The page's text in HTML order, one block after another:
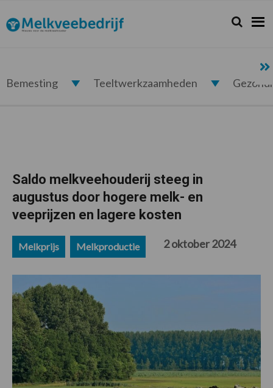
de
hoofdnavigatie
de
hoofd
de
eerste
de
voettekst
Melkveebedrijf.nl Zoeken...
Zoek
Bemesting Teeltwerkzaamheden
Saldo melkveehouderij steeg in
augustus door hogere melk- en
veeprijzen en lagere kosten
Melkprijs Melkproductie 2 oktober 2024